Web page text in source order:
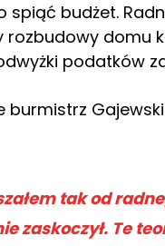
spiąć budżet.
rozbudowy domu
podatków
burmistrz
tak od
zaskoczył. Te